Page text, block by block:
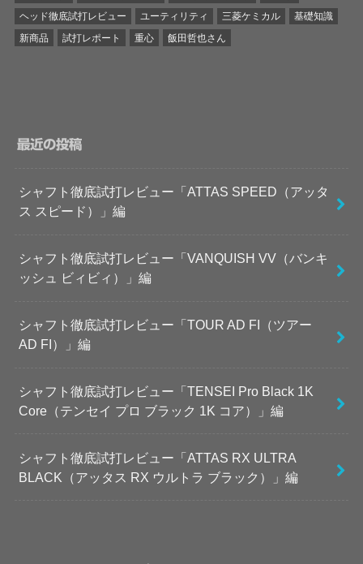
ヘッド徹底試打レビュー
ユーティリティ 三菱ケミカル
基礎知識
新商品
試打レポート 重心 飯田哲也さん
最近の投稿
シャフト徹底試打レビュー「ATTAS SPEED（アッタ
ス スピード）」編
シャフト徹底試打レビュー「VANQUISH VV（バンキ
ッシュ ビィビィ）」編
シャフト徹底試打レビュー「TOUR AD FI（ツアー
AD FI）」編
シャフト徹底試打レビュー「TENSEI Pro Black 1K
Core（テンセイ プロ ブラック 1K コア）」編
シャフト徹底試打レビュー「ATTAS RX ULTRA
BLACK（アッタス RX ウルトラ ブラック）」編